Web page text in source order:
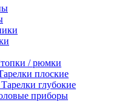
/ рюмки
плоские
Тарелки глубокие
приборы